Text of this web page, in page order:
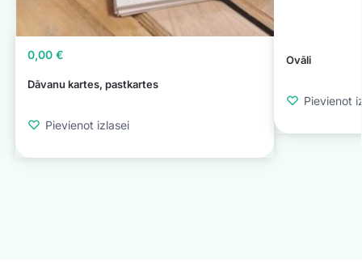
Dāvanu kartes, pastkartes
0,00 €
Pievienot izlasei
Ovāli
Pievienot